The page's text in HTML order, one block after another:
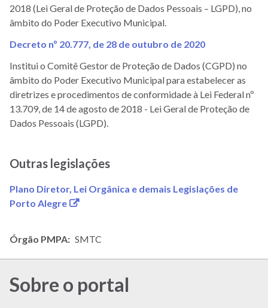
2018 (Lei Geral de Proteção de Dados Pessoais – LGPD), no
âmbito do Poder Executivo Municipal.
Decreto nº 20.777, de 28 de outubro de 2020
Institui o Comitê Gestor de Proteção de Dados (CGPD) no
âmbito do Poder Executivo Municipal para estabelecer as
diretrizes e procedimentos de conformidade à Lei Federal nº
13.709, de 14 de agosto de 2018 - Lei Geral de Proteção de
Dados Pessoais (LGPD).
Outras legislações
Plano Diretor, Lei Orgânica e demais Legislações de
Porto Alegre(link
nova
janela)
Órgão PMPA SMTC
Sobre o portal